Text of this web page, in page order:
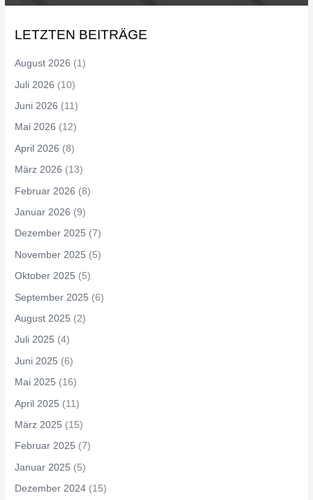
LETZTEN BEITRÄGE
August 2026 (1)
Juli 2026 (10)
Juni 2026 (11)
Mai 2026 (12)
April 2026 (8)
März 2026 (13)
Februar 2026 (8)
Januar 2026 (9)
Dezember 2025 (7)
November 2025 (5)
Oktober 2025 (5)
September 2025 (6)
August 2025 (2)
Juli 2025 (4)
Juni 2025 (6)
Mai 2025 (16)
April 2025 (11)
März 2025 (15)
Februar 2025 (7)
Januar 2025 (5)
Dezember 2024 (15)